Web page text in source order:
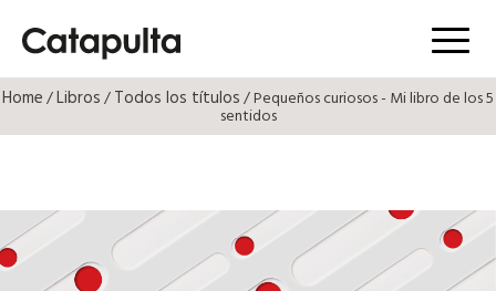
Menú
Home/Libros/Todos los títulos/ Pequeños curiosos - Mi libro de los 5
sentidos